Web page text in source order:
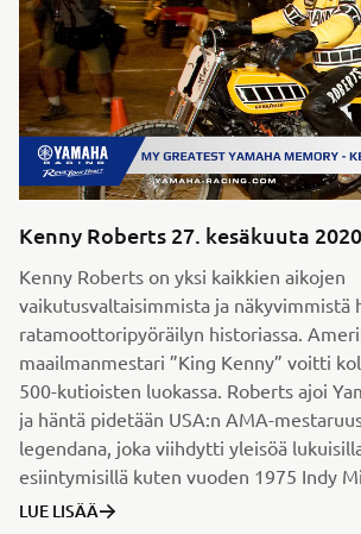
Kenny Roberts 27. kesäkuuta 2020
Kenny Roberts on yksi kaikkien aikojen
vaikutusvaltaisimmista ja näkyvimmistä
ratamoottoripyöräilyn historiassa.
maailmanmestari ”King Kenny” voitti
500-kutioisten luokassa. Roberts ajoi
ja häntä pidetään USA:n AMA-
legendana, joka viihdytti yleisöä
esiintymisillä kuten vuoden 1975 Indy
LUE LISÄÄ